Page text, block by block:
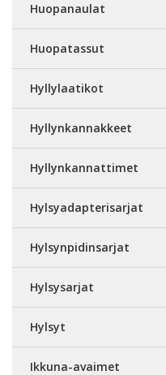
Huopanaulat
Huopatassut
Hyllylaatikot
Hyllynkannakkeet
Hyllynkannattimet
Hylsyadapterisarjat
Hylsynpidinsarjat
Hylsysarjat
Hylsyt
Ikkuna-avaimet